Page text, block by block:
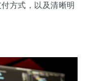
方式，以及清晰明